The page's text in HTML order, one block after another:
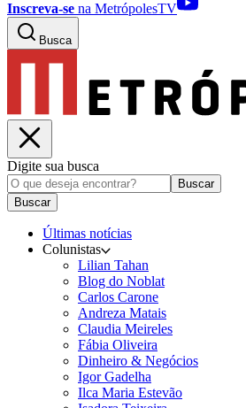
Inscreva-se na MetrópolesTV
Busca
Digite sua busca
Buscar
Buscar
Últimas notícias
Colunistas
Lilian Tahan
Blog do Noblat
Carlos Carone
Andreza Matais
Claudia Meireles
Fábia Oliveira
Dinheiro & Negócios
Igor Gadelha
Ilca Maria Estevão